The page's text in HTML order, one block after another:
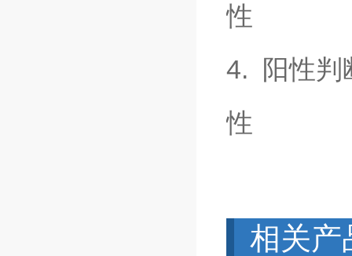
性
4. 阳性判
性
相关产